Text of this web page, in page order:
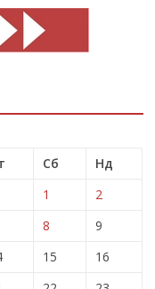
Сб
Нд
1
2
8
9
15
16